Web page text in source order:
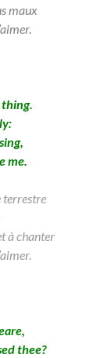
maux
thing.
me.
terrestre
à chanter
thee?